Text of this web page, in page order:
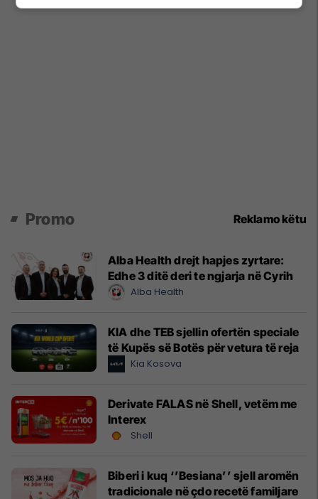
Promo Reklamo këtu
Alba Health drejt hapjes zyrtare:
Edhe 3 ditë deri te ngjarja në Cyrih
Alba Health
KIA dhe TEB sjellin ofertën speciale
të Kupës së Botës për vetura të reja
Kia Kosova
Derivate FALAS në Shell, vetëm me
Interex
Shell
Biberi i kuq ‘’Besiana’’ sjell aromën
tradicionale në çdo recetë familjare